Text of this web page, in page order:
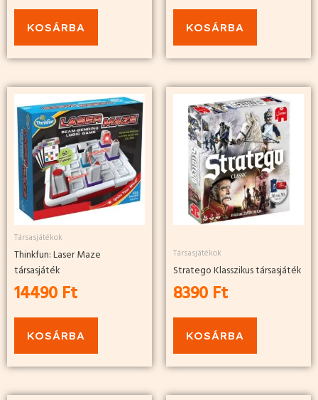
KOSÁRBA KOSÁRBA
Társasjátékok
Thinkfun: Laser Maze
társasjáték
14490 Ft
KOSÁRBA
Társasjátékok
Stratego Klasszikus társasjáték
8390 Ft
KOSÁRBA